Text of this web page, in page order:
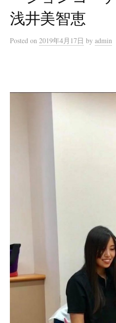
浅井美智恵
Posted on 2019年4月17日 by admin